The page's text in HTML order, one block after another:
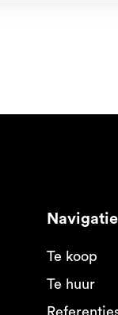
Navigatie
Te koop
Te huur